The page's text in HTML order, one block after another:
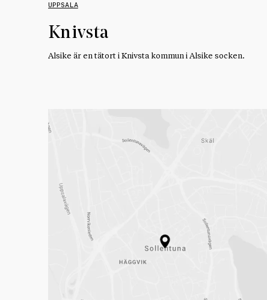
UPPSALA
Knivsta
Alsike är en tätort i Knivsta kommun i Alsike socken.